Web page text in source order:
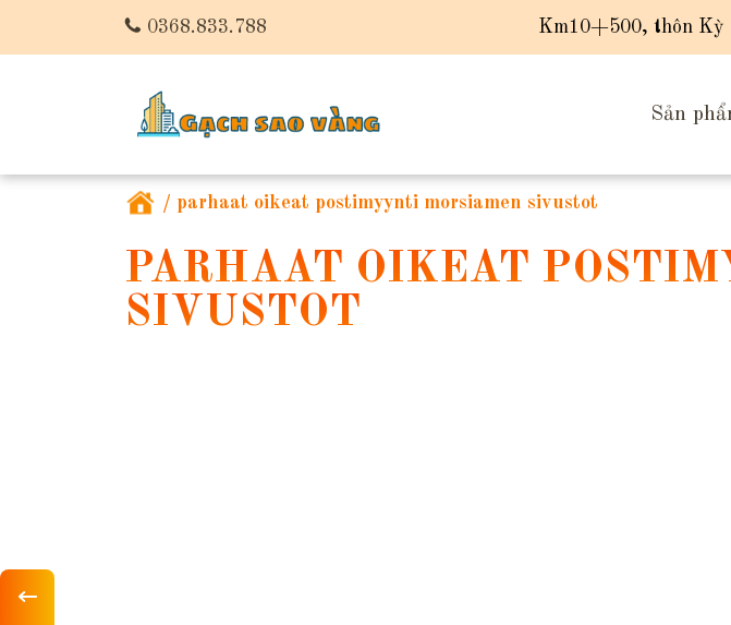
0368.833.788 Km10+500, thôn Kỳ
Sản
/ parhaat oikeat postimyynti morsiamen sivustot
PARHAAT OIKEAT
SIVUSTOT